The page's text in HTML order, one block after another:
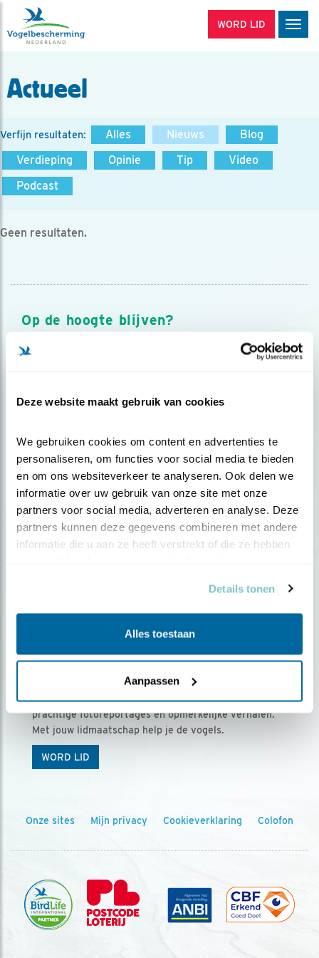
Deze website maakt gebruik van cookies
We gebruiken cookies om content en advertenties te
personaliseren, om functies voor social media te bieden
en om ons websiteverkeer te analyseren. Ook delen we
informatie over uw gebruik van onze site met onze
partners voor social media, adverteren en analyse. Deze
partners kunnen deze gegevens combineren met andere
informatie die u aan ze heeft verstrekt of die ze hebben
Details tonen
Alles toestaan
Aanpassen
WORD LID
Actueel
Verfijn resultaten: Alles Nieuws
Blog
Verdieping
Opinie Tip
Video
Podcast
Geen resultaten.
Op de hoogte blijven?
Meld je aan en ontvang nieuws, inspiratie, acties en tips
over vogels en activiteiten van Vogelbescherming.
Ontvang 5 x Vogels voor € 36,00 per jaar
Vogels is het tijdschrift voor onze leden, met
prachtige fotoreportages en opmerkelijke verhalen.
Met jouw lidmaatschap help je de vogels.
WORD LID
Onze sites Mijn privacy Cookieverklaring Colofon